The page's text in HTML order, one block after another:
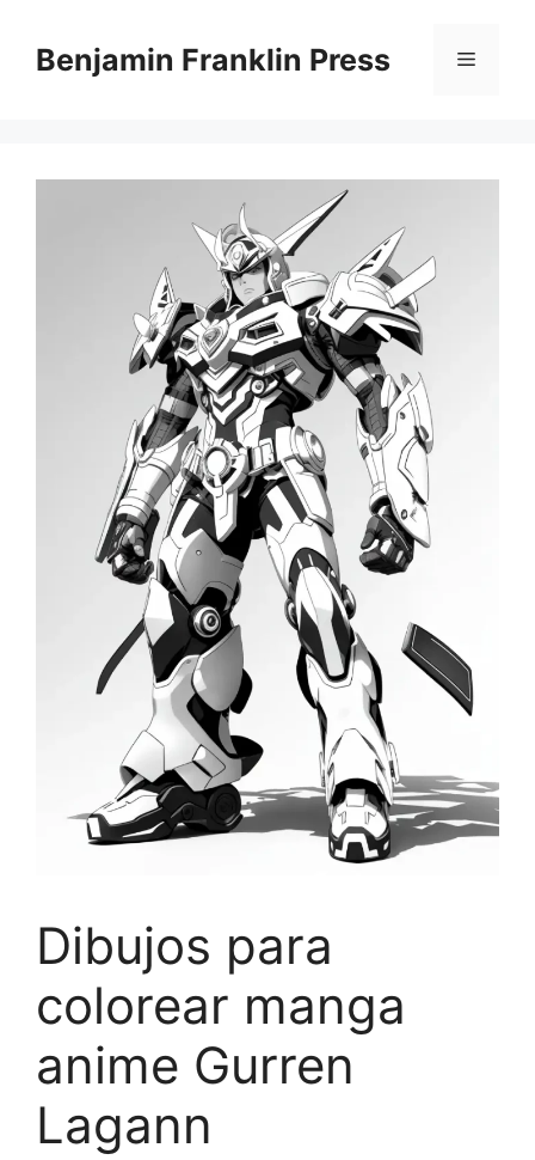
contentBenjamin Franklin Press Menu
Dibujos para
colorear manga
anime Gurren
Lagann